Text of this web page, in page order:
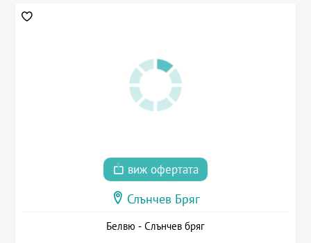
виж офертата
Слънчев Бряг
Белвю - Слънчев бряг